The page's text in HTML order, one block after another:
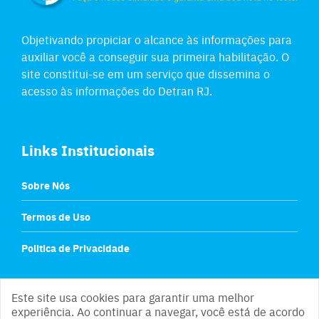
Objetivando propiciar o alcance às informações para
auxiliar você a conseguir sua primeira habilitação. O
site constitui-se em um serviço que dissemina o
acesso às informações do Detran RJ.
Links Institucionais
Sobre Nós
Termos de Uso
Politica de Privacidade
Este site usa cookies para garantir uma melhor
experiência. Ao continuar a navegar, você está de acordo